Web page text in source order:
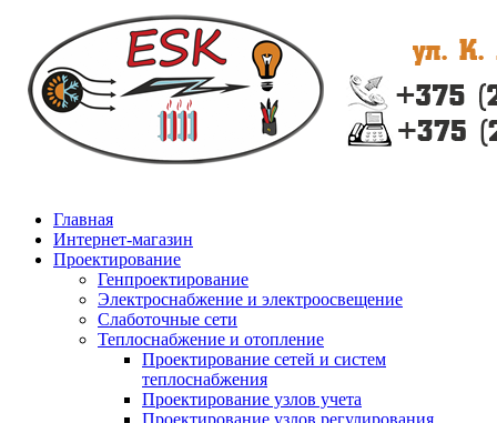
Главная
Интернет-магазин
Проектирование
Генпроектирование
Электроснабжение и электроосвещение
Слаботочные сети
Теплоснабжение и отопление
Проектирование сетей и систем
теплоснабжения
Проектирование узлов учета
Проектирование узлов регулирования